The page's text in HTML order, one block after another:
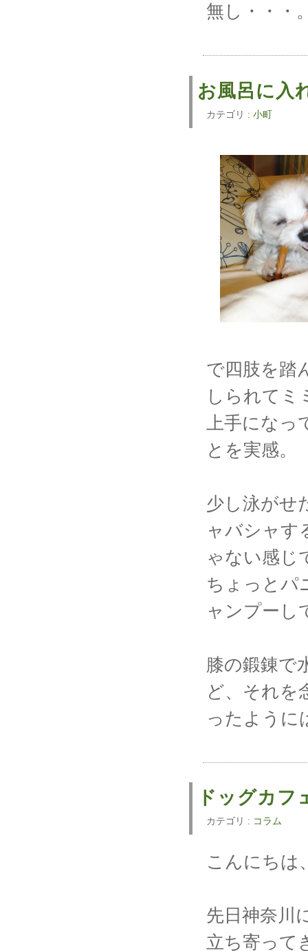
無し・・・
お風呂に入
カテゴリ : 小町
で四肢を踏
しられてミ
上手になっ
とを実感。
少し泳がせ
ャバシャす
ゃない感じ
ちょっとパ
ャンプーし
膝の鍛錬で
ど、それを
ったように
ドッグカ
カテゴリ : コラム
こんにちは
先日神奈川
立ち寄って